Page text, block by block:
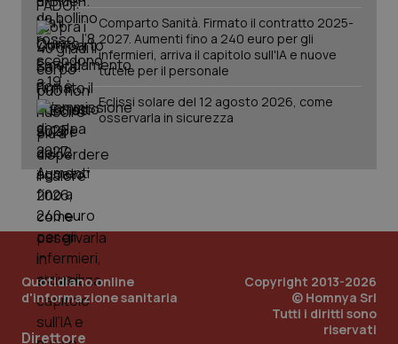
Sangue & coagulazione
Tiroide
Tumore al seno
Tumore ovarico
Tumori del Polmone & Testa Collo
Tumori gastrointestinali
Ulcera & Reflusso
Vaccini
Comparto Sanità. Firmato il contratto 2025-
2027. Aumenti fino a 240 euro per gli
infermieri, arriva il capitolo sull'IA e nuove
tutele per il personale
Eclissi solare del 12 agosto 2026, come
osservarla in sicurezza
Quotidiano online
d'informazione sanitaria
Direttore
Copyright 2013-2026
© Homnya Srl
Tutti i diritti sono
riservati
CookieScriptConsent
CookieScript
www.quotidianosanita.it
tracking-sites-ironfish-
tracking-enable
www.quotidianosanita.it
2